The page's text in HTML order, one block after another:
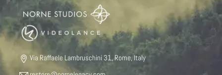
Via Raffaele Lambruschini 31, Rome, Italy